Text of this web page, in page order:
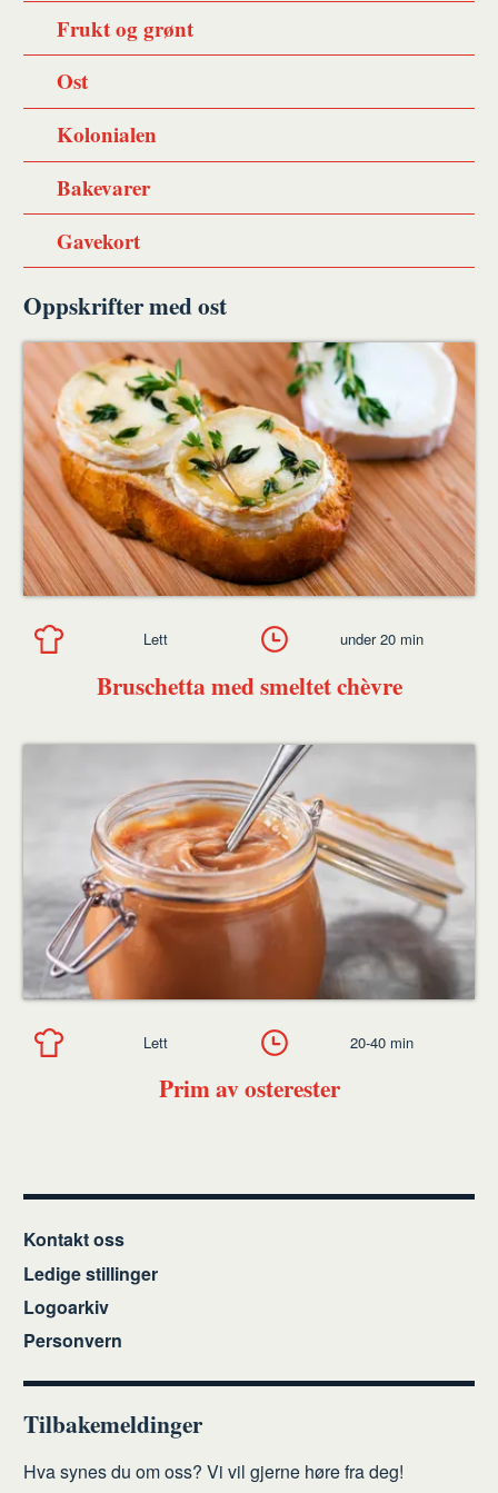
Frukt og grønt
Ost
Kolonialen
Bakevarer
Gavekort
Oppskrifter med ost
Bruschetta med smeltet chèvre
Lett under 20 min
Prim av osterester
Lett 20-40 min
Kontakt oss
Ledige stillinger
Logoarkiv
Personvern
Tilbakemeldinger
Hva synes du om oss? Vi vil gjerne høre fra deg!